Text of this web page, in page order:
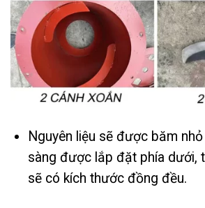
Nguyên liệu sẽ được băm
sàng được lắp đặt phía dưới,
sẽ có kích thước đồng đều.